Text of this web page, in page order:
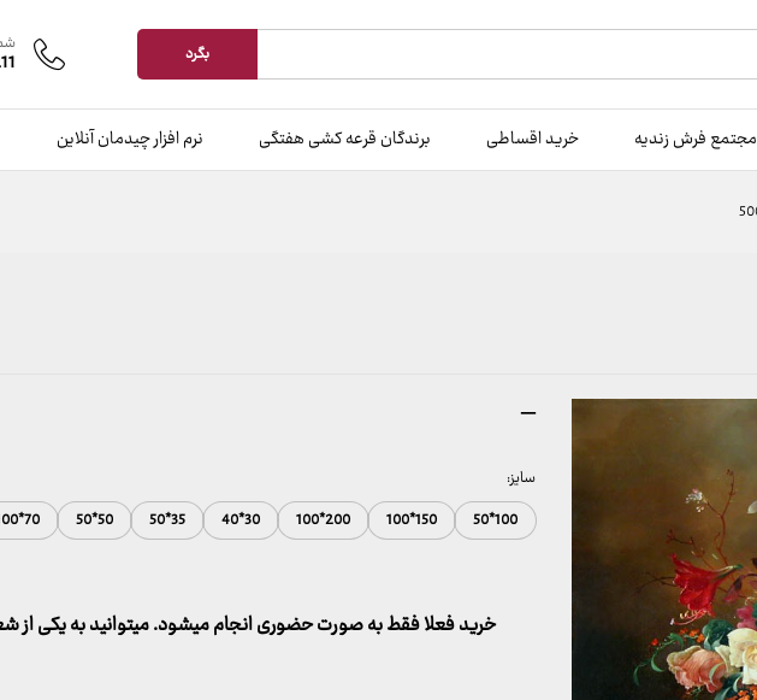
بگرد
فرش زندیه خرید اقساطی برندگان قرعه کشی هفتگی نرم افزار چیدمان آنلاین
–محدوده
تا
2,600,000 تومان
سایز:
100*50
150*100
200*100
30*40
35*50
50*50
70*100
خرید فعلا فقط به صورت حضوری انجام میشود. میتوانید به یکی